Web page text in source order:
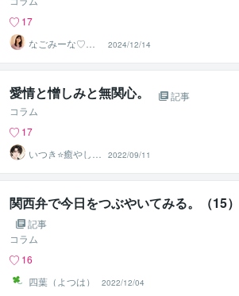
17
なごみーな♡癒
し系心のサポー
ター
2024/12/14
愛情と憎しみと無関心。
記事
コラム
17
いつき⭐️癒やし声
のお話相手
2022/09/11
関西弁で今日をつぶやいてみる。（15）
記事
コラム
16
四葉（よつは）
2022/12/04